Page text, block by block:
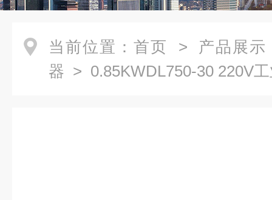
当前位置： 首页 > 产品展示
器
>